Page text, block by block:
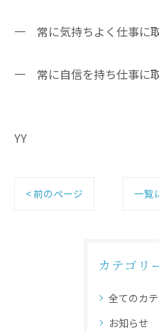
一 常に気持ちよく仕事に
一 常に自信を持ち仕事に
YY
< 前のページ 一覧
カテゴリ
全てのカ
お知らせ